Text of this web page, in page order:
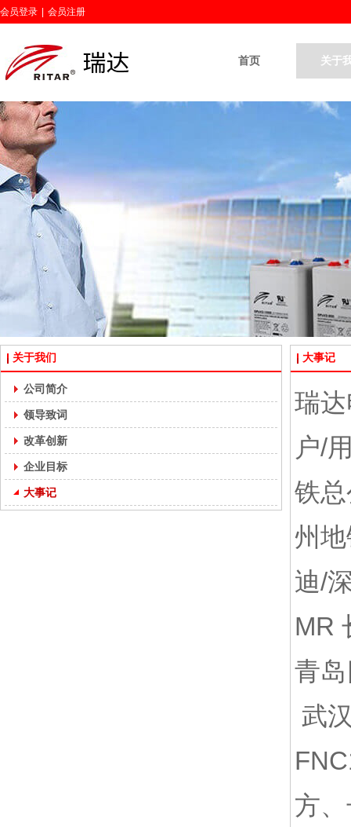
首页 关于
会员登录 会员注册
关于我们
公司简介
领导致词
改革创新
企业目标
大事记
大事记
瑞
户/
铁
州
迪/
MR
青
武
方